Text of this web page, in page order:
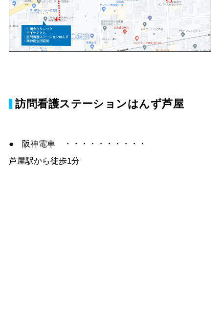
訪問看護ステーションはんず芦屋
● 阪神電車 ・・・・・・・・・・
芦屋駅から徒歩1分